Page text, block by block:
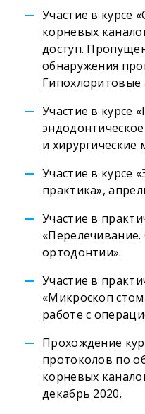
Участие в курсе
корневых
доступ.
обнаружения
Гипохлоритовые
Участие в курсе
и хирургические
Участие в курсе
практика»,
Участие в
ортодонтии».
Участие в
«Микроскоп
работе с
Прохождение
протоколов по
корневых
декабрь 2020.